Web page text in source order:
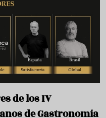
de los IV
de Gastronomía